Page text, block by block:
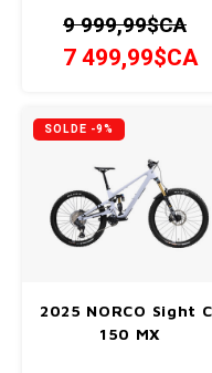
9 999,99$CA
7 499,99$CA
SOLDE -9%
2025 NORCO Sight
150 MX